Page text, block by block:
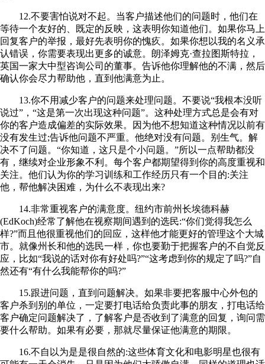
12.不要害怕说对不起。当客户描述他们的问题时，他们在
等待一个友好的、既定的反映，这表明你知道他们。如果你马上
回复客户的举报，最好先表明你的愧疚。如果你想以我的名义承
认错误，你需要表现出更多的诚意。朗泽姆克·查拉图斯特拉，
英国一家大中型咨询公司的董事。告诉他你理解他的不满，然后
确认你会尽力帮助他，直到他满意为止。
13.你不用减少客户的问题来处理问题。不要说“我根本没听
说过”，“这是第一次出现这种问题”。这种处理方式总是会有对
你的客户造成偏差的实际效果。因为他不想知道这种情况以前有
没有发生过;告诉他问题不严重。他绝对没有问题。别生气。解
决不了问题。“你知道，这只是个小问题。”所以一点帮助都没
有，继续对企业形象不利。每个客户都期望得到你的高度重视和
关注。他们认为你的学习训练和工作经历只有一个目的:关注
他，帮他解决困难，为什么不表现出来?
14.非常重视客户的满意度。纽约市前州长埃德科赫
(EdKoch)经常了解他在视察期间遇到的选民:“你们觉得我怎么
样?”而且他很重视他们的回应，这样他才能更好的管理这个大城
市。就像州长和他的选民一样，你也要勤于把握客户的不自觉反
应，比如“我说的话对你有好处吗?”“这考虑到你的规定了吗?”自
然还有“有什么我能帮你的吗?”
15.跟进问题，直到问题解决。如果非要把客服中心外包的
客户杀到别的单位，一定要打电话给负责此事的朋友，打电话给
客户确定问题解决了，了解客户是否收到了满意的回复，询问需
要什么帮助。如果有必要，那就尽量保证他满意的期限。
16.不自以为是是很自然的:这些体育文化和电影明星也很有